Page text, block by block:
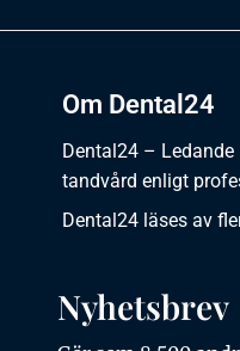
Om Dental24
Dental24 –
tandvård enligt
Dental24 läses av
Dental24 erbjuder
plats för nyheter,
utbildningar,
Nyhetsbrev